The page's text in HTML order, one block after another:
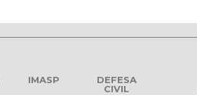
IMASP
DEFESA
CIVIL